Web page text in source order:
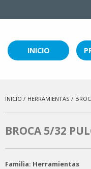
INICIO
INICIO / HERRAMIENTAS /
BROCA 5/32
Familia: Herramientas